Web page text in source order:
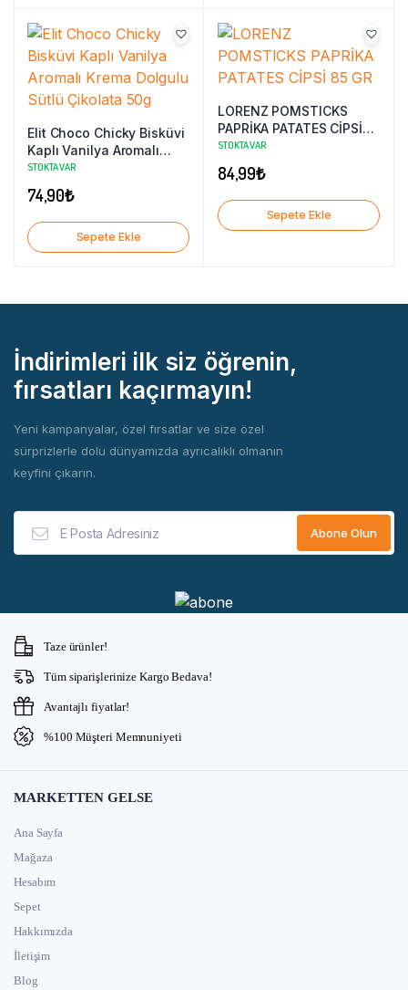
Elit Choco Chicky Bisküvi
Kaplı Vanilya Aromalı
Krema Dolgulu Sütlü
STOKTA VAR
74,90₺
Sepete Ekle
LORENZ POMSTICKS
PAPRİKA PATATES CİPSİ
85 GR
STOKTA VAR
84,99₺
Sepete Ekle
İndirimleri ilk siz öğrenin,
fırsatları kaçırmayın!
Yeni kampanyalar, özel fırsatlar ve size özel
sürprizlerle dolu dünyamızda ayrıcalıklı olmanın
keyfini çıkarın.
Taze ürünler!
Tüm siparişlerinize Kargo Bedava!
Avantajlı fiyatlar!
%100 Müşteri Memnuniyeti
MARKETTEN GELSE
Ana Sayfa
Mağaza
Hesabım
Sepet
Hakkımızda
İletişim
Blog